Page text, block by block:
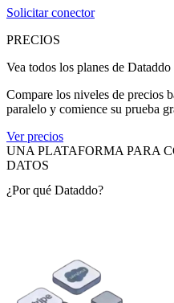
Solicitar conector
PRECIOS
Vea todos los planes de Dataddo
Compare los niveles de precios
paralelo y comience su prueba
Ver precios
UNA PLATAFORMA PARA
DATOS
¿Por qué Dataddo?